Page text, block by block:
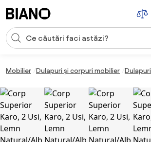
Introducerea căutării
Mobilier Dulapuri și corpuri mobilier